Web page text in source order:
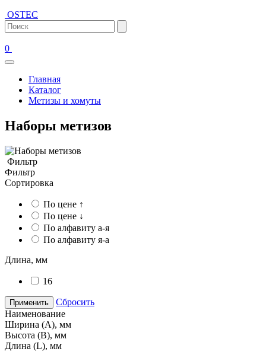
OSTEC
0
Главная
Каталог
Метизы и хомуты
Наборы метизов
Фильтр
Фильтр
Сортировка
По цене ↑
По цене ↓
По алфавиту а-я
По алфавиту я-а
Длина, мм
16
Применить
Сбросить
Наименование
Ширина (А), мм
Высота (В), мм
Длина (L), мм